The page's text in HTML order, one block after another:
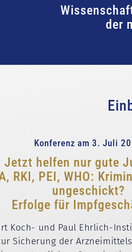
der
Konferenz am 3. Juli
Jetzt helfen nur gute
RKI, PEI, WHO:
ungeschickt?
Erfolge für
Koch- und Paul Ehrlich-
Sicherung der